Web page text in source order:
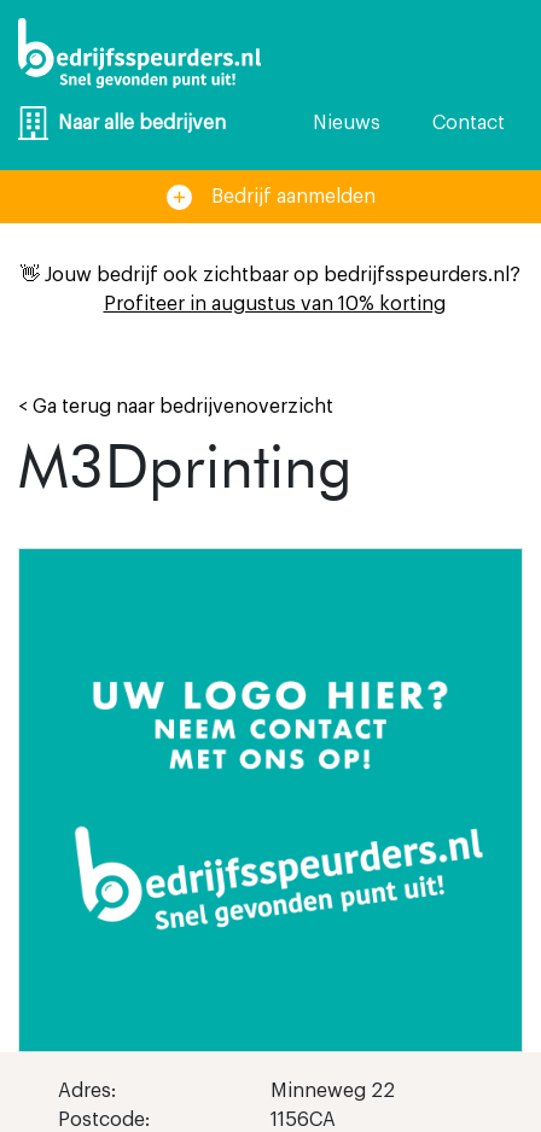
Naar alle bedrijven Nieuws Contact
Bedrijf aanmelden
👋 Jouw bedrijf ook zichtbaar op bedrijfsspeurders.nl?
Profiteer in augustus van 10% korting
< Ga terug naar bedrijvenoverzicht
M3Dprinting
Adres:
Minneweg 22
Postcode:
1156CA